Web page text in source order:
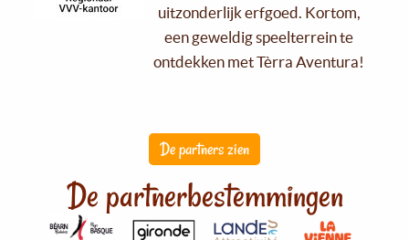
uitzonderlijk erfgoed. Kortom,
een geweldig speelterrein te
ontdekken met Tèrra Aventura!
De partners zien
De partnerbestemmingen